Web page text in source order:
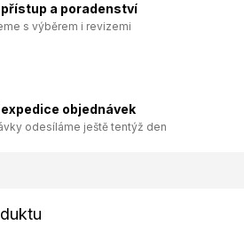
přístup a poradenství
s výběrem i revizemi
objednávek
odesíláme ještě tentýž den